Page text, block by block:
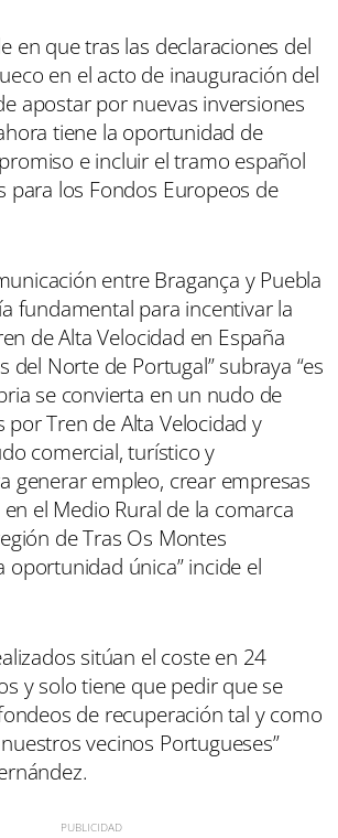
en que tras las declaraciones del
en el acto de inauguración del
apostar por nuevas inversiones
tiene la oportunidad de
e incluir el tramo español
para los Fondos Europeos de
entre Bragança y Puebla
fundamental para incentivar la
de Alta Velocidad en España
del Norte de Portugal” subraya “es
se convierta en un nudo de
por Tren de Alta Velocidad y
comercial, turístico y
generar empleo, crear empresas
el Medio Rural de la comarca
de Tras Os Montes
oportunidad única” incide el
sitúan el coste en 24
y solo tiene que pedir que se
de recuperación tal y como
vecinos Portugueses”